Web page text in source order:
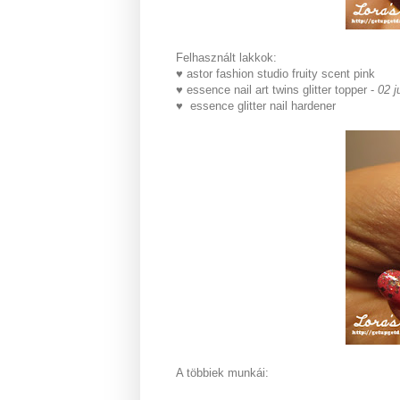
Felhasznált lakkok:
♥ astor fashion studio fruity scent pink
♥ essence nail art twins glitter topper - 02
♥ essence glitter nail hardener
A többiek munkái: